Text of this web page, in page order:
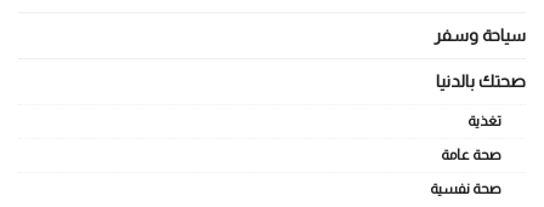
سياحة وسفر
صحتك بالدنيا
تغذية
صحة عامة
صحة نفسية